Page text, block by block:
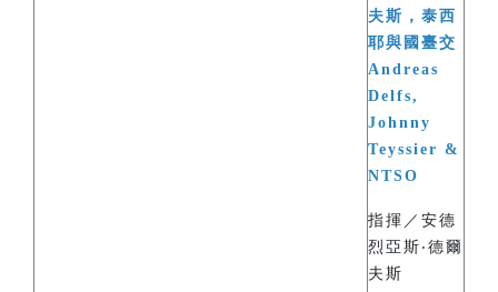
夫斯，泰西
耶與國臺交
Andreas
Delfs,
Johnny
Teyssier &
NTSO
指揮／安德
烈亞斯‧德爾
夫斯